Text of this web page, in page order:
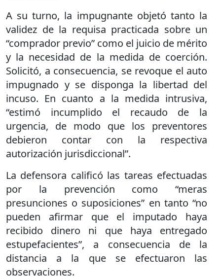
A su turno, la impugnante objetó tanto la
validez de la requisa practicada sobre un
“comprador previo” como el juicio de mérito
y la necesidad de la medida de coerción.
Solicitó, a consecuencia, se revoque el auto
impugnado y se disponga la libertad del
incuso. En cuanto a la medida intrusiva,
“estimó incumplido el recaudo de la
urgencia, de modo que los preventores
debieron contar con la respectiva
autorización jurisdiccional”.
La defensora calificó las tareas efectuadas
por la prevención como “meras
presunciones o suposiciones” en tanto “no
pueden afirmar que el imputado haya
recibido dinero ni que haya entregado
estupefacientes”, a consecuencia de la
distancia a la que se efectuaron las
observaciones.